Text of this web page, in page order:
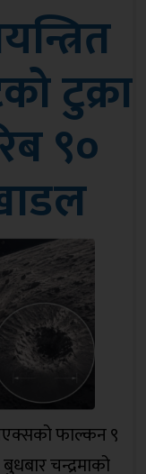
आयोगले
दायर गरेको छ ।
निर्माणका..
टुक्रा
९०
फाल्कन ९
चन्द्रमाको